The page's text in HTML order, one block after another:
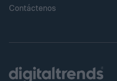
Contáctenos